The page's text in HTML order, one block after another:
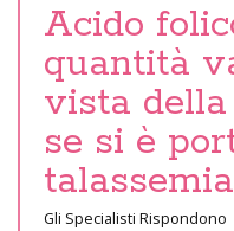
Acido
quantità
vista
se si è
Gli Specialisti Rispondono